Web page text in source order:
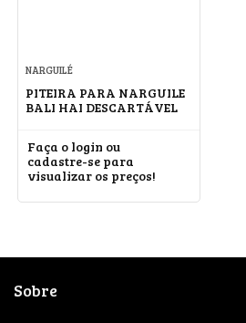
NARGUILÉ
PITEIRA PARA NARGUILE
BALI HAI DESCARTÁVEL
Faça o login ou
cadastre-se para
visualizar os preços!
Sobre